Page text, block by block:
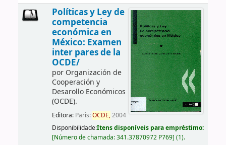
Políticas y Ley de
competencia
económica en
México: Examen
inter pares de la
OCDE/
por Organización de
Cooperación y
Desarollo Económicos
(OCDE).
Editora: Paris:OCDE,2004
Disponibilidade:Itens disponíveis para empréstimo:
[Número de chamada:341.37870972 P769] (1).